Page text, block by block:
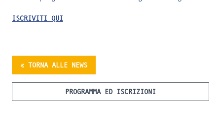
ISCRIVITI QUI
« TORNA ALLE NEWS
PROGRAMMA ED ISCRIZIONI